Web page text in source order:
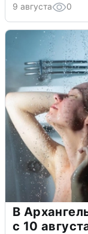
9 августа 0
В
с 10